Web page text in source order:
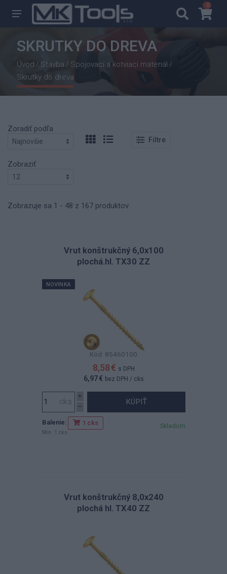
00
SKRUTKY DO DREVA
Úvod / Stavba / Spojovací a kotviaci materiál /
Skrutky do dreva
Zoradiť podľa
Filtre
Zobraziť
Zobrazuje sa 1 - 48 z 167 produktov
Vrut konštrukčný 6,0x100
plochá.hl. TX30 ZZ
Kód: 85460100
NOVINKA
8,58 € s DPH
6,97 € bez DPH / cks
KÚPIŤ
Balenie: 1 cks
Min. 1 cks
Skladom
Vrut konštrukčný 8,0x240
plochá hl. TX40 ZZ